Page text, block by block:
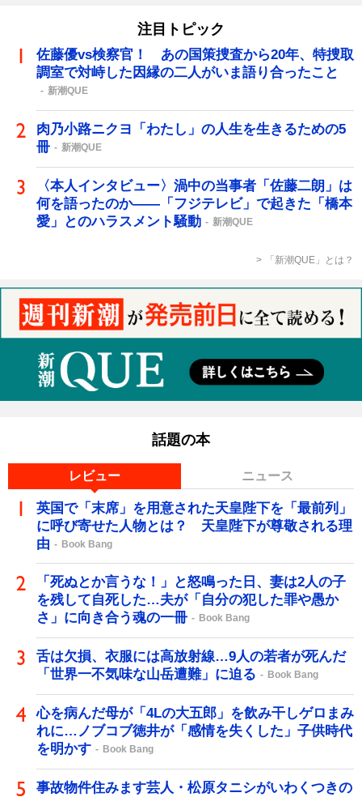
注目トピック
佐藤優vs検察官！ あの国策捜査から20年、特捜取
調室で対峙した因縁の二人がいま語り合ったこと
新潮QUE
肉乃小路ニクヨ「わたし」の人生を生きるための5
冊
新潮QUE
〈本人インタビュー〉渦中の当事者「佐藤二朗」は
何を語ったのか――「フジテレビ」で起きた「橋本
愛」とのハラスメント騒動
新潮QUE
「新潮QUE」とは？
話題の本
レビュー ニュース
英国で「末席」を用意された天皇陛下を「最前列」
に呼び寄せた人物とは？ 天皇陛下が尊敬される理
由
Book Bang
「死ぬとか言うな！」と怒鳴った日、妻は2人の子
を残して自死した…夫が「自分の犯した罪や愚か
さ」に向き合う魂の一冊
Book Bang
舌は欠損、衣服には高放射線…9人の若者が死んだ
「世界一不気味な山岳遭難」に迫る
Book Bang
心を病んだ母が「4Lの大五郎」を飲み干しゲロまみ
れに…ノブコブ徳井が「感情を失くした」子供時代
を明かす
Book Bang
事故物件住みます芸人・松原タニシがいわくつきの